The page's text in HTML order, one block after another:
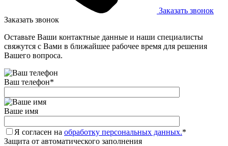
Заказать звонок
Заказать звонок
Оставьте Ваши контактные данные и наши специалисты
свяжутся с Вами в ближайшее рабочее время для решения
Вашего вопроса.
Ваш телефон*
Ваше имя
Я согласен на обработку персональных данных.*
Защита от автоматического заполнения